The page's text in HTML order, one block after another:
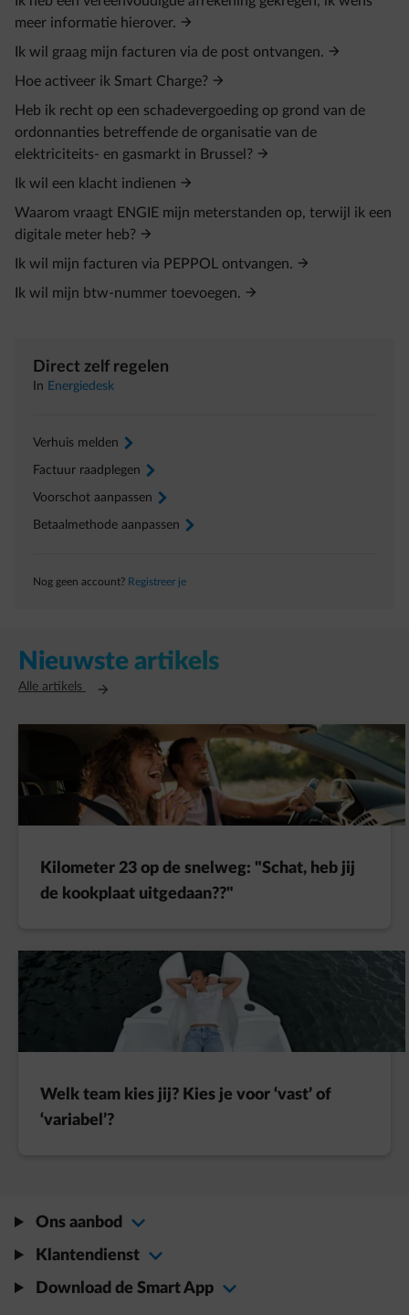
meer informatie hierover.
Ik wil graag mijn facturen via de post ontvangen.
Hoe activeer ik Smart Charge?
Heb ik recht op een schadevergoeding op grond van de
ordonnanties betreffende de organisatie van de
elektriciteits- en gasmarkt in Brussel?
Ik wil een klacht indienen
Waarom vraagt ENGIE mijn meterstanden op, terwijl ik een
digitale meter heb?
Ik wil mijn facturen via PEPPOL ontvangen.
Ik wil mijn btw‑nummer toevoegen.
Direct zelf regelen
In Energiedesk
Verhuis melden arrow-right
Factuur raadplegen arrow-right
Voorschot aanpassen arrow-right
Betaalmethode aanpassen arrow-right
Nog geen account? Registreer je
Nieuwste artikels
Alle artikels Opent in een nieuw tabblad
Kilometer 23 op de snelweg: "Schat, heb jij
de kookplaat uitgedaan??"
Welk team kies jij? Kies je voor ‘vast’ of
‘variabel’?
Ons aanbod
Klantendienst
Download de Smart App